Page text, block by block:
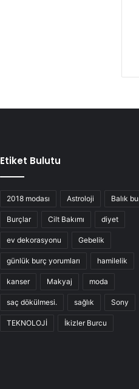
Etiket Bulutu
2018 modası Astroloji Balık
Burçlar Cilt Bakımı diyet
ev dekorasyonu Gebelik
günlük burç yorumları hamilelik
kanser Makyaj moda
saç dökülmesi. sağlık Sony
TEKNOLOJİ İkizler Burcu